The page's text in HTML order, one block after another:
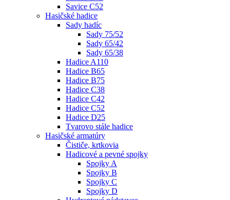
Savice C52
Hasičské hadice
Sady hadíc
Sady 75/52
Sady 65/42
Sady 65/38
Hadice A110
Hadice B65
Hadice B75
Hadice C38
Hadice C42
Hadice C52
Hadice D25
Tvarovo stále hadice
Hasičské armatúry
Čističe, krtkovia
Hadicové a pevné spojky
Spojky A
Spojky B
Spojky C
Spojky D